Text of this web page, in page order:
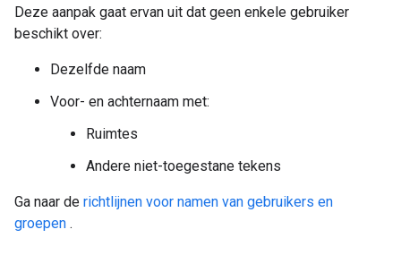
Deze aanpak gaat ervan uit dat geen enkele gebruiker
beschikt over:
Dezelfde naam
Voor- en achternaam met:
Ruimtes
Andere niet-toegestane tekens
Ga naar de richtlijnen voor namen van gebruikers en
groepen .